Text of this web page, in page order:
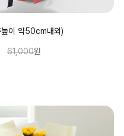
높이 약50cm내외)
61,000원